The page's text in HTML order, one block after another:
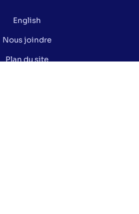
English
Nous joindre
Plan du site